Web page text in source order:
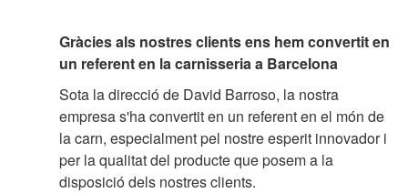
Gràcies als nostres clients ens hem convertit en
un referent en la carnisseria a Barcelona
Sota la direcció de David Barroso, la nostra
empresa s'ha convertit en un referent en el món de
la carn, especialment pel nostre esperit innovador i
per la qualitat del producte que posem a la
disposició dels nostres clients.